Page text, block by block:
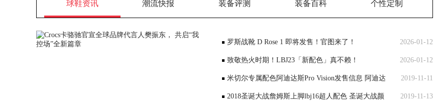
球鞋资讯 潮流快报 装备评测 装备百科 个性定制
2026-01-12
罗斯战靴 D Rose 1 即将发售！官图来了！
2026-01-12
致敬热火时期！LBJ23「新配色」真不赖！
2019-11-11
米切尔专属配色阿迪达斯Pro Vision发售信息 阿迪达
2019-11-13
2018圣诞大战詹姆斯上脚lbj16超人配色 圣诞大战颜